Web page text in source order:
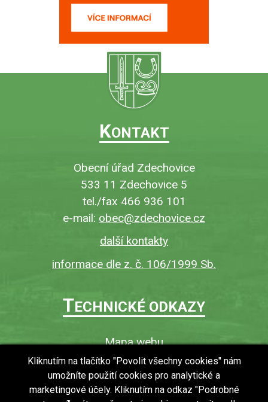
KONTAKT
Obecní úřad Zdechovice
533 11 Zdechovice 5
tel./fax 466 936 101
e-mail: obec@zdechovice.cz
další kontakty
informace dle z. č. 106/1999 Sb.
TECHNICKÉ ODKAZY
Mapa webu
O webu
Povinně zveřejňované informace
Ochrana osobních údajů (GDPR)
Kliknutím na tlačítko "Povolit všechny cookies" nám
umožníte použití cookies pro analytické a
marketingové účely. Kliknutím na odkaz "Podrobné